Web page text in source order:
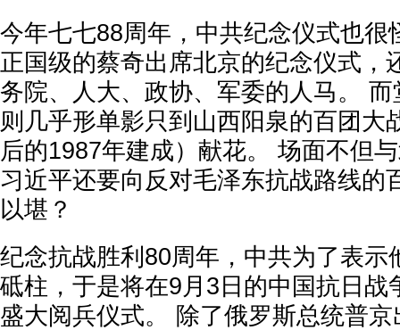
今年七七88周年，中共纪念仪式也很
正国级的蔡奇出席北京的纪念仪式，
务院、人大、政协、军委的人马。
则几乎形单影只到山西阳泉的百团大
后的1987年建成）献花。 场面不但
习近平还要向反对毛泽东抗战路线的
以堪？
纪念抗战胜利80周年，中共为了表示
砥柱，于是将在9月3日的中国抗日战
盛大阅兵仪式。 除了俄罗斯总统普